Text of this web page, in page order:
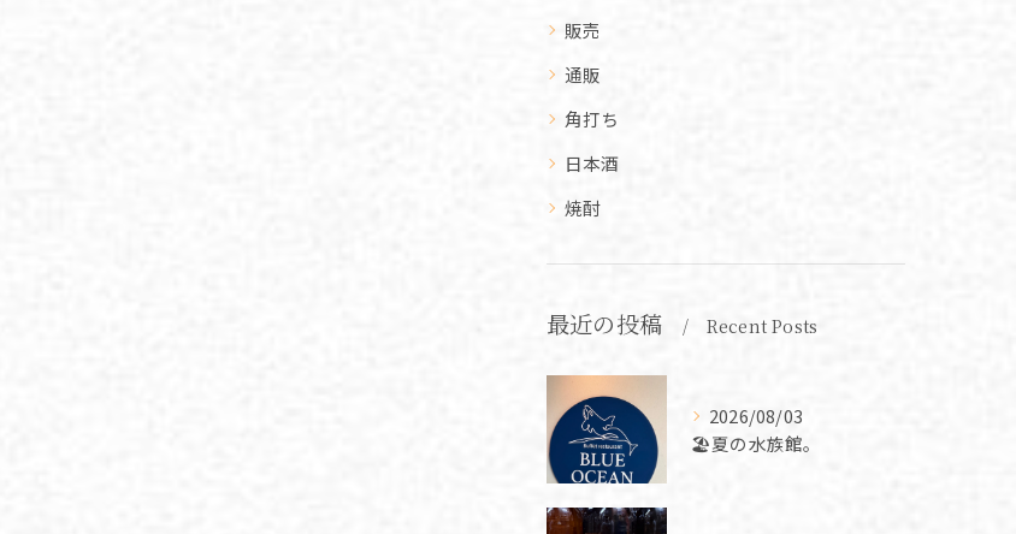
販売
通販
角打ち
日本酒
焼酎
最近の投稿 Recent Posts
2026/08/03
🏖️夏の水族館。